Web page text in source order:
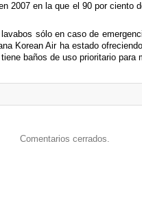
2007 en la que el 90 por ciento
sólo en caso de
Korean Air ha estado
baños de uso prioritario para
Comentarios cerrados.